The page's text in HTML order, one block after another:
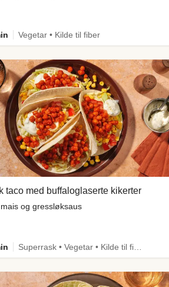
Vegetar • Kilde til fiber
taco med buffaloglaserte kikerter
og gressløksaus